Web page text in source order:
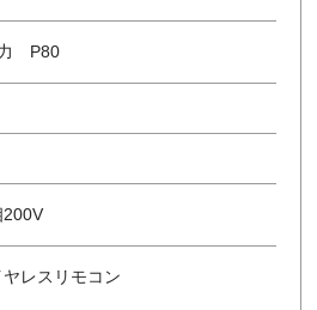
P80
200V
ヤレスリモコン